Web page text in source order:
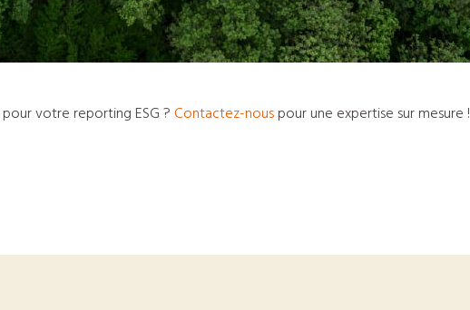
votre reporting ESG ? Contactez-nouspour une expertise sur mesure !